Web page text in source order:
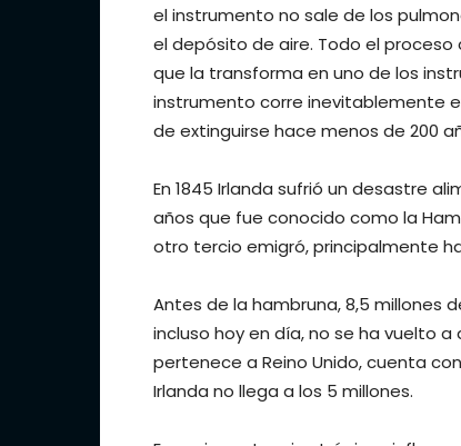
el instrumento no sale de los
el depósito de aire. Todo el
que la transforma en uno de los
instrumento corre inevitablemente
de extinguirse hace menos de 200
En 1845 Irlanda sufrió un desastre
años que fue conocido como la
otro tercio emigró, principalmente
Antes de la hambruna, 8,5 millones
incluso hoy en día, no se ha vuelto a
pertenece a Reino Unido, cuenta
Irlanda no llega a los 5 millones.